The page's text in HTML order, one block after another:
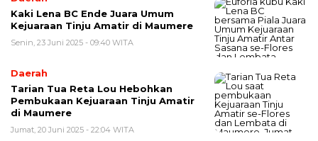
Kaki Lena BC Ende Juara Umum
Kejuaraan Tinju Amatir di Maumere
Senin, 23 Juni 2025 - 09:40 WITA
Daerah
Tarian Tua Reta Lou Hebohkan
Pembukaan Kejuaraan Tinju Amatir
di Maumere
Jumat, 20 Juni 2025 - 22:04 WITA